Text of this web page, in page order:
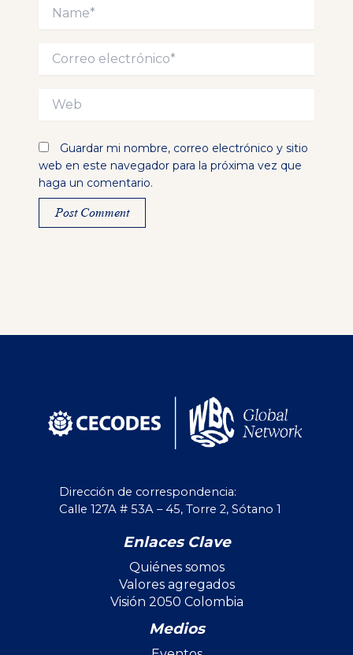
electrónico*
Guardar mi nombre, correo electrónico y sitio
web en este navegador para la próxima vez que
haga un comentario.
Dirección de correspondencia:
Calle 127A # 53A – 45, Torre 2, Sótano 1
Enlaces Clave
Quiénes somos
Valores agregados
Visión 2050 Colombia
Medios